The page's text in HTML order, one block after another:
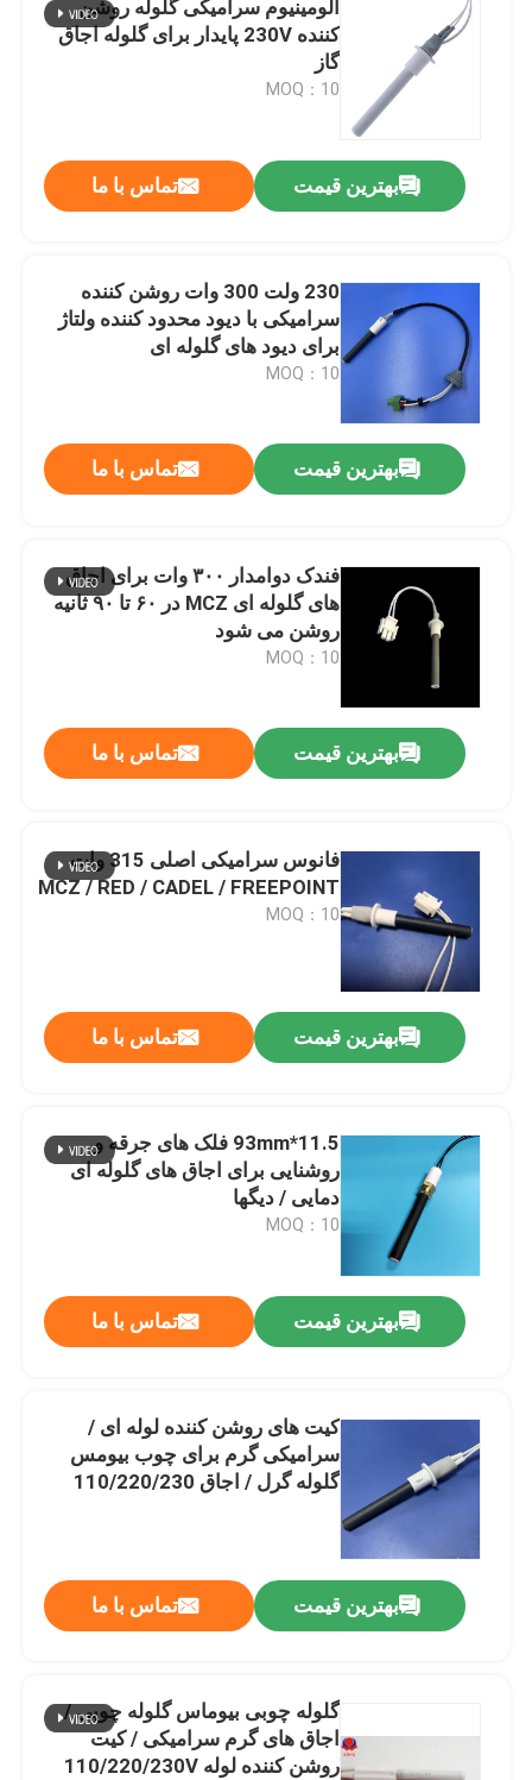
پیام بگذارید
ما به زودی با شما تماس خواهیم گرفت
ارسال
دستگاه اوزون تجاری
دستگاه ازن قابل حمل
مقاومت ولتاژ بالا
آلومینیوم سرامیکی گلوله روشن
کننده 230V پایدار برای گلوله اجاق
گاز
MOQ：10
بهترین قیمت تماس با ما
230 ولت 300 وات روشن کننده
سرامیکی با دیود محدود کننده ولتاژ
برای دیود های گلوله ای
MOQ：10
بهترین قیمت تماس با ما
فندک دوامدار ۳۰۰ وات برای اجاق
های گلوله ای MCZ در ۶۰ تا ۹۰ ثانیه
روشن می شود
MOQ：10
بهترین قیمت تماس با ما
فانوس سرامیکی اصلی 315 وات
MCZ / RED / CADEL / FREEPOINT
MOQ：10
بهترین قیمت تماس با ما
11.5*93mm فلک های جرقه و
روشنایی برای اجاق های گلوله ای
دمایی / دیگها
MOQ：10
بهترین قیمت تماس با ما
کیت های روشن کننده لوله ای /
سرامیکی گرم برای چوب بیومس
گلوله گرل / اجاق 110/220/230
بهترین قیمت تماس با ما
گلوله چوبی بیوماس گلوله چوبی /
اجاق های گرم سرامیکی / کیت
روشن کننده لوله 110/220/230V